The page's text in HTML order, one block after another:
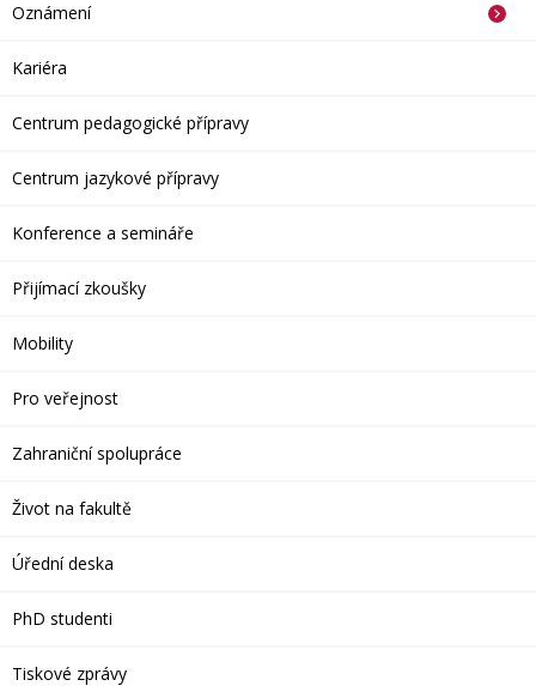
Oznámení
Kariéra
Centrum pedagogické přípravy
Centrum jazykové přípravy
Konference a semináře
Přijímací zkoušky
Mobility
Pro veřejnost
Zahraniční spolupráce
Život na fakultě
Úřední deska
PhD studenti
Tiskové zprávy